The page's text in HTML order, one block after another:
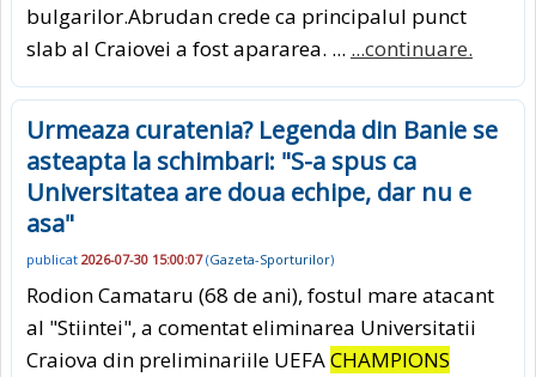
bulgarilor.Abrudan crede ca principalul punct
slab al Craiovei a fost apararea. ... ...continuare.
Urmeaza curatenia? Legenda din Banie se
asteapta la schimbari: "S-a spus ca
Universitatea are doua echipe, dar nu e
asa"
publicat 2026-07-30 15:00:07(Gazeta-Sporturilor)
Rodion Camataru (68 de ani), fostul mare atacant
al "Stiintei", a comentat eliminarea Universitatii
Craiova din preliminariile UEFACHAMPIONS